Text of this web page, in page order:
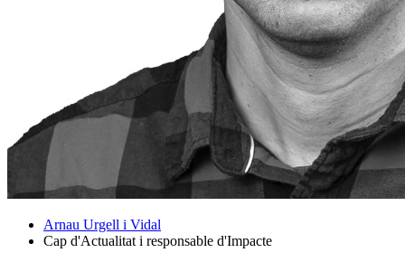
Arnau Urgell i Vidal
Cap d'Actualitat i responsable d'Impacte